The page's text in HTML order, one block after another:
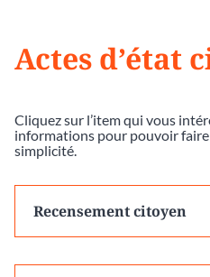
Actes d’état
Cliquez sur l’item qui vous
informations pour pouvoir
simplicité.
Recensement citoyen